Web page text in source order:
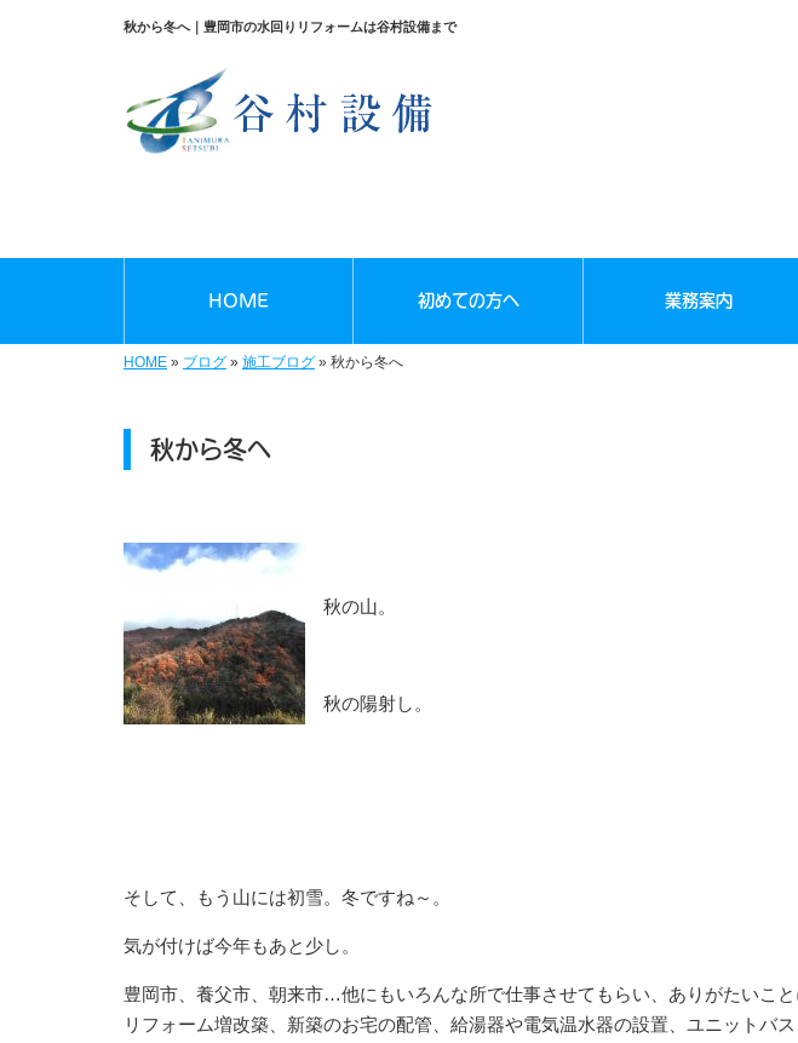
秋から冬へ｜豊岡市の水回りリフォームは谷村設備まで
HOME 初めての方へ 業務案内
HOME » ブログ » 施工ブログ » 秋から冬へ
秋から冬へ
秋の山。
秋の陽射し。
そして、もう山には初雪。冬ですね～。
気が付けば今年もあと少し。
豊岡市、養父市、朝来市…他にもいろんな所で仕事させてもらい、ありがたいこと
リフォーム増改築、新築のお宅の配管、給湯器や電気温水器の設置、ユニットバ